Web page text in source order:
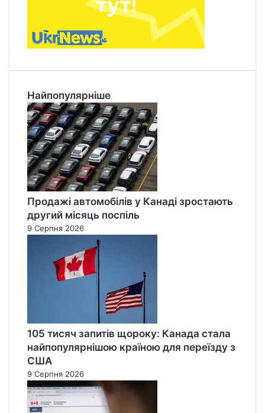
Найпопулярніше
Продажі автомобілів у Канаді зростають
другий місяць поспіль
9 Серпня 2026
105 тисяч запитів щороку: Канада стала
найпопулярнішою країною для переїзду з
США
9 Серпня 2026